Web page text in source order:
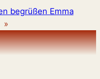
begrüßen Emma
»